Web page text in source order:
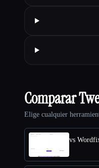
Comparar
Elige cualquier
vs